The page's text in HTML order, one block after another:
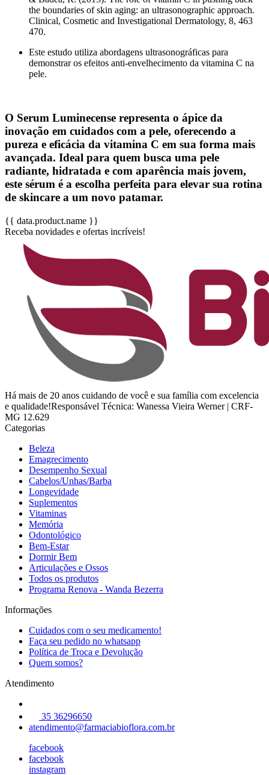
the boundaries of skin aging: an ultrasonographic approach.
Clinical, Cosmetic and Investigational Dermatology, 8, 463
470.
Este estudo utiliza abordagens ultrasonográficas para
demonstrar os efeitos anti-envelhecimento da vitamina C na
pele.
O Serum Luminecense representa o ápice da
inovação em cuidados com a pele, oferecendo a
pureza e eficácia da vitamina C em sua forma mais
avançada. Ideal para quem busca uma pele
radiante, hidratada e com aparência mais jovem,
este sérum é a escolha perfeita para elevar sua rotina
de skincare a um novo patamar.
{{ data.product.name }}
Receba novidades e ofertas incríveis!
Há mais de 20 anos cuidando de você e sua família com excelencia
e qualidade!Responsável Técnica: Wanessa Vieira Werner | CRF-
MG 12.629
Categorias
Beleza
Emagrecimento
Desempenho Sexual
Cabelos/Unhas/Barba
Longevidade
Suplementos
Vitaminas
Memória
Odontológico
Bem-Estar
Dormir Bem
Articulações e Ossos
Todos os produtos
Programa Renova - Wanda Bezerra
Informações
Cuidados com o seu medicamento!
Faça seu pedido no whatsapp
Política de Troca e Devolução
Quem somos?
Atendimento
35 36296650
atendimento@farmaciabioflora.com.br
facebook
facebook
instagram